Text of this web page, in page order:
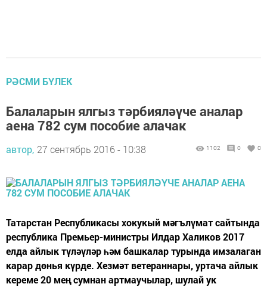
РӘСМИ БҮЛЕК
Балаларын ялгыз тәрбияләүче аналар
аена 782 сум пособие алачак
автор, 27 сентябрь 2016 - 10:38 1102 0 0
Татарстан Республикасы хокукый мәгълүмат сайтында
республика Премьер-министры Илдар Халиков 2017
елда айлык түләүләр һәм башкалар турында имзалаган
карар дөнья күрде. Хезмәт ветераннары, уртача айлык
кереме 20 мең сумнан артмаучылар, шулай ук